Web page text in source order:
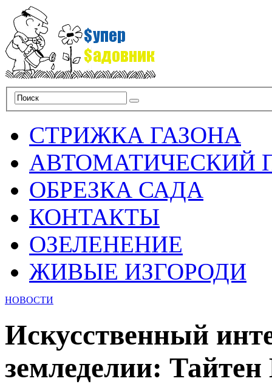
СТРИЖКА ГАЗОНА
АВТОМАТИЧЕСКИЙ
ОБРЕЗКА САДА
КОНТАКТЫ
ОЗЕЛЕНЕНИЕ
ЖИВЫЕ ИЗГОРОДИ
НОВОСТИ
Искусственный
земледелии: